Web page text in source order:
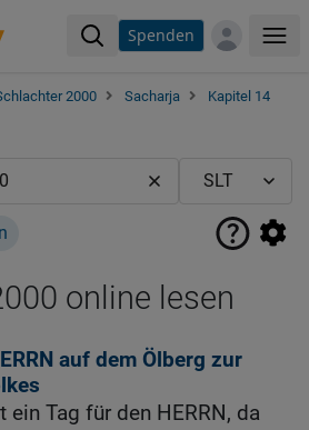
Spenden
2000 Sacharja
Kapitel 14
online lesen
auf dem Ölberg zur
ein Tag für den HERRN, da